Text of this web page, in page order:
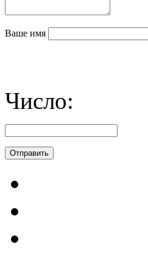
Ваше имя
Число: